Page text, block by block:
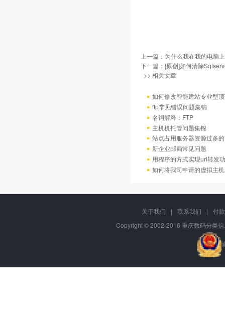
上一篇： 为什么我在我的电脑
下一篇： [原创]如何清除
>> 相关文章
如何修改智能建站专业型
ftp常见错误问题集锦
名词解释：FTP
主机机托管问题集锦
站点占用服务器资源过多
新企业邮局常见问题
用程序的方式实现url转发
如何将我司申请的虚拟主
关于我们 | 联系我们 |
付
Copyright © 2002-2016 重庆数码分类